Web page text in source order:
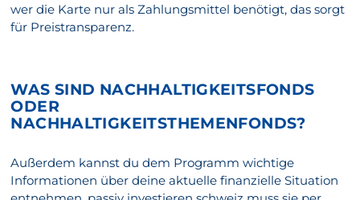
wer die Karte nur als Zahlungsmittel benötigt, das sorgt
für Preistransparenz.
WAS SIND NACHHALTIGKEITSFONDS
ODER
NACHHALTIGKEITSTHEMENFONDS?
Außerdem kannst du dem Programm wichtige
Informationen über deine aktuelle finanzielle Situation